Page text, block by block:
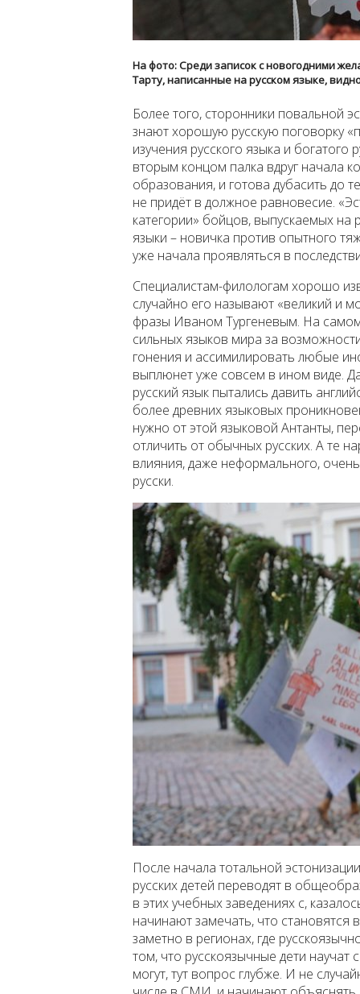
На фото: Среди записок с новогодними
Тарту, написанные на русском языке,
Более того, сторонники повальной
знают хорошую русскую поговорку
изучения русского языка и богатого
вторым концом палка вдруг начала
образования, и готова дубасить до
не придёт в должное равновесие.
категории» бойцов, выпускаемых на
языки – новичка против опытного
уже начала проявляться в
Специалистам-филологам хорошо
случайно его называют «великий и
фразы Иваном Тургеневым. На самом
сильных языков мира за
гонения и ассимилировать любые
выплюнет уже совсем в ином виде.
русский язык пытались давить
более древних языковых
нужно от этой языковой Антанты,
отличить от обычных русских. А те
влияния, даже неформального,
русски.
После начала тотальной
русских детей переводят в
в этих учебных заведениях с,
начинают замечать, что
заметно в регионах, где
том, что русскоязычные дети научат
могут, тут вопрос глубже. И не